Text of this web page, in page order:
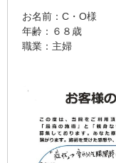
お名前：C・O様
年齢：６８歳
職業：主婦